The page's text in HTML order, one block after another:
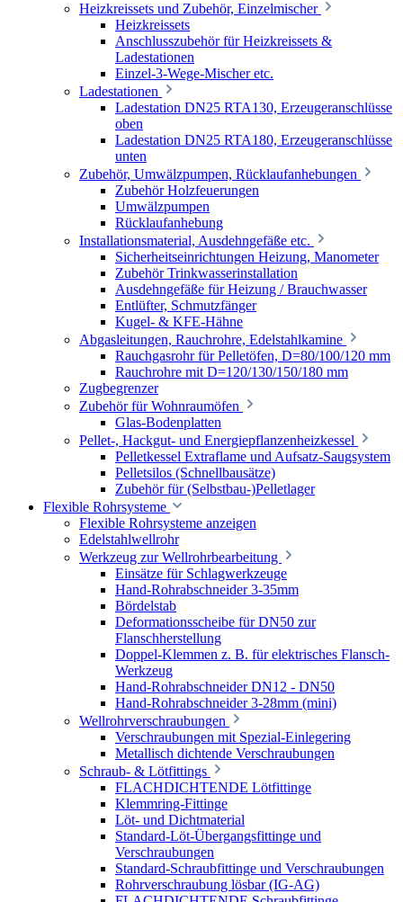
Heizkreissets und Zubehör, Einzelmischer
Heizkreissets
Anschlusszubehör für Heizkreissets &
Ladestationen
Einzel-3-Wege-Mischer etc.
Ladestationen
Ladestation DN25 RTA130, Erzeugeranschlüsse
oben
Ladestation DN25 RTA180, Erzeugeranschlüsse
unten
Zubehör, Umwälzpumpen, Rücklaufanhebungen
Zubehör Holzfeuerungen
Umwälzpumpen
Rücklaufanhebung
Installationsmaterial, Ausdehngefäße etc.
Sicherheitseinrichtungen Heizung, Manometer
Zubehör Trinkwasserinstallation
Ausdehngefäße für Heizung / Brauchwasser
Entlüfter, Schmutzfänger
Kugel- & KFE-Hähne
Abgasleitungen, Rauchrohre, Edelstahlkamine
Rauchgasrohr für Pelletöfen, D=80/100/120 mm
Rauchrohre mit D=120/130/150/180 mm
Zugbegrenzer
Zubehör für Wohnraumöfen
Glas-Bodenplatten
Pellet-, Hackgut- und Energiepflanzenheizkessel
Pelletkessel Extraflame und Aufsatz-Saugsystem
Pelletsilos (Schnellbausätze)
Zubehör für (Selbstbau-)Pelletlager
Flexible Rohrsysteme
Flexible Rohrsysteme anzeigen
Edelstahlwellrohr
Werkzeug zur Wellrohrbearbeitung
Einsätze für Schlagwerkzeuge
Hand-Rohrabschneider 3-35mm
Bördelstab
Deformationsscheibe für DN50 zur
Flanschherstellung
Doppel-Klemmen z. B. für elektrisches Flansch-
Werkzeug
Hand-Rohrabschneider DN12 - DN50
Hand-Rohrabschneider 3-28mm (mini)
Wellrohrverschraubungen
Verschraubungen mit Spezial-Einlegering
Metallisch dichtende Verschraubungen
Schraub- & Lötfittings
FLACHDICHTENDE Lötfittinge
Klemmring-Fittinge
Löt- und Dichtmaterial
Standard-Löt-Übergangsfittinge und
Verschraubungen
Standard-Schraubfittinge und Verschraubungen
Rohrverschraubung lösbar (IG-AG)